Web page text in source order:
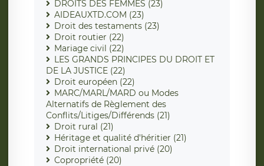
DROITS DES FEMMES (23)
AIDEAUXTD.COM (23)
Droit des testaments (23)
Droit routier (22)
Mariage civil (22)
LES GRANDS PRINCIPES DU DROIT ET
DE LA JUSTICE (22)
Droit européen (22)
MARC/MARL/MARD ou Modes
Alternatifs de Règlement des
Conflits/Litiges/Différends (21)
Droit rural (21)
Héritage et qualité d'héritier (21)
Droit international privé (20)
Copropriété (20)